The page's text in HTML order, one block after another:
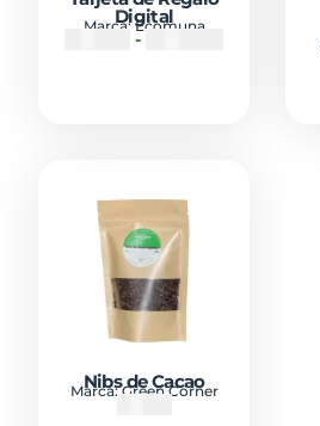
Digital
Marca:Ecomuna
-
Nibs de Cacao
Marca:Green Corner